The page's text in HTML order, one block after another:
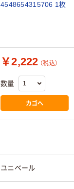
4548654315706 1枚
￥2,222 （税込）
数量
カゴへ
ユニベール